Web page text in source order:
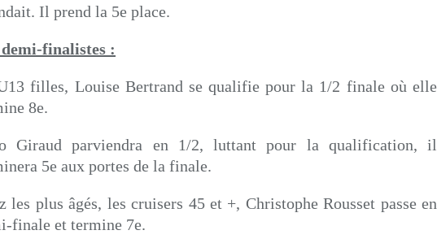
Il prend la 5e place.
finalistes :
filles, Louise Bertrand se qualifie pour la 1/2 finale où elle
8e.
Giraud parviendra en 1/2, luttant pour la qualification, il
5e aux portes de la finale.
les plus âgés, les cruisers 45 et +, Christophe Rousset passe en
finale et termine 7e.